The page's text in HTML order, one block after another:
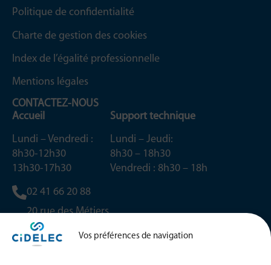
Vos préférences de navigation
Politique de confidentialité
Charte de gestion des cookies
Index de l’égalité professionnelle
Mentions légales
CONTACTEZ-NOUS
Accueil
Lundi – Vendredi :
8h30-12h30
13h30-17h30
Support technique
Lundi – Jeudi:
8h30 – 18h30
Vendredi : 8h30 – 18h
02 41 66 20 88
20 rue des Métiers
49130 Sainte-Gemmes-sur-Loire
FRANCE